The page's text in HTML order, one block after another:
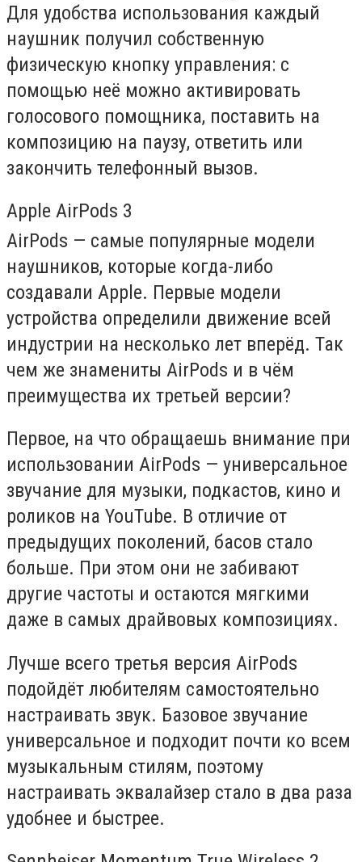
Для удобства использования каждый
наушник получил собственную
физическую кнопку управления: с
помощью неё можно активировать
голосового помощника, поставить на
композицию на паузу, ответить или
закончить телефонный вызов.
Apple AirPods 3
AirPods — самые популярные модели
наушников, которые когда-либо
создавали Apple. Первые модели
устройства определили движение всей
индустрии на несколько лет вперёд. Так
чем же знамениты AirPods и в чём
преимущества их третьей версии?
Первое, на что обращаешь внимание при
использовании AirPods — универсальное
звучание для музыки, подкастов, кино и
роликов на YouTube. В отличие от
предыдущих поколений, басов стало
больше. При этом они не забивают
другие частоты и остаются мягкими
даже в самых драйвовых композициях.
Лучше всего третья версия AirPods
подойдёт любителям самостоятельно
настраивать звук. Базовое звучание
универсальное и подходит почти ко всем
музыкальным стилям, поэтому
настраивать эквалайзер стало в два раза
удобнее и быстрее.